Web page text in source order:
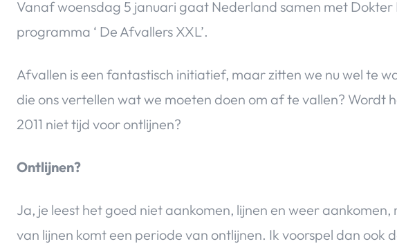
Vanaf woensdag 5 januari gaat Nederland samen met
programma ‘ De Afvallers XXL’.
Afvallen is een fantastisch initiatief, maar zitten we nu wel te
die ons vertellen wat we moeten doen om af te vallen? Wordt
2011 niet tijd voor ontlijnen?
Ontlijnen?
Ja, je leest het goed niet aankomen, lijnen en weer
van lijnen komt een periode van ontlijnen. Ik voorspel dan ook